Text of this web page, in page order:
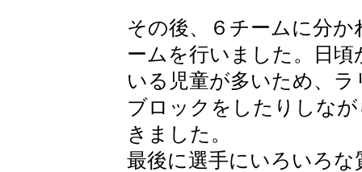
その後、６チームに分
ームを行いました。日
いる児童が多いため、
ブロックをしたりしな
きました。
最後に選手にいろいろ